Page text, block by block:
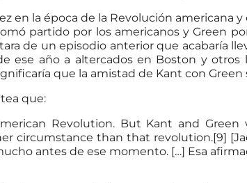
en la época de la Revolución americana
partido por los americanos y Green
de un episodio anterior que acabaría
ese año a altercados en Boston y otros
que la amistad de Kant con Green
que:
Revolution. But Kant and
circumstance than that revolution.[9]
antes de ese momento. […] Esa